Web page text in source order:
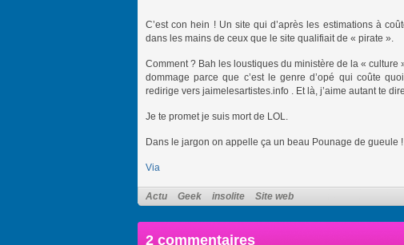
C’est con hein ! Un site qui d’après les estimations à
dans les mains de ceux que le site qualifiait de « pirate ».
Comment ? Bah les loustiques du ministère de la «
dommage parce que c’est le genre d’opé qui coûte
redirige vers jaimelesartistes.info . Et là, j’aime autant te
Je te promet je suis mort de LOL.
Dans le jargon on appelle ça un beau Pounage de gueule !
Via
Actu Geek insolite Site web
2 commentaires